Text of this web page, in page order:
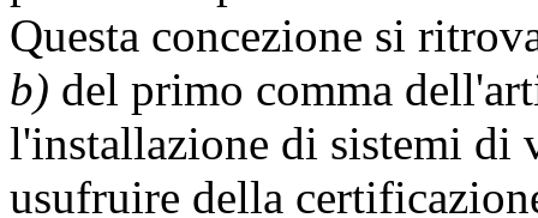
Questa concezione si
b) del primo comma
l'installazione di sistemi di
usufruire della